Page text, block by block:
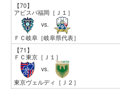
【70】
アビスパ福岡 ［Ｊ１］
vs.
ＦＣ岐阜 ［岐阜県代表］
【71】
ＦＣ東京 ［Ｊ１］
vs.
東京ヴェルディ ［Ｊ２］